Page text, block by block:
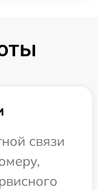
связи